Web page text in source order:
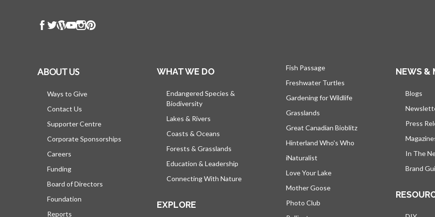
ABOUT US
Ways to Give
Contact Us
Supporter Centre
Corporate Sponsorships
Careers
Funding
Board of Directors
Foundation
Reports
WHAT WE DO
Endangered Species &
Biodiversity
Lakes & Rivers
Coasts & Oceans
Forests & Grasslands
Education & Leadership
Connecting With Nature
EXPLORE
Fish Passage
Freshwater Turtles
Gardening for Wildlife
Grasslands
Great Canadian Bioblitz
Hinterland Who's Who
iNaturalist
Love Your Lake
Mother Goose
Photo Club
NEWS &
Blogs
Press
In The
Brand